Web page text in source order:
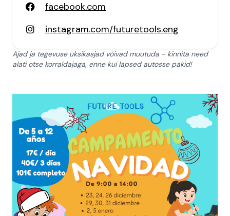
facebook.com
instagram.com/futuretools.eng
Ajad ja tegevuse üksikasjad võivad muutuda - kinnita need
alati otse korraldajaga, enne kui lapsed autosse pakid!